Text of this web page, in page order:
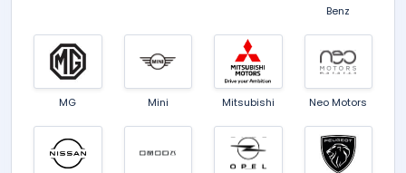
Benz
MG Mini Mitsubishi Neo Motors